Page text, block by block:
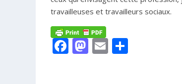
travailleuses et travailleurs sociaux.
Facebook
Mastodon
Email